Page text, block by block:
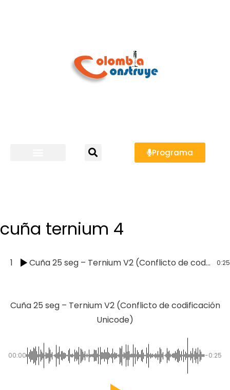
Programa
cuña ternium 4
1 Cuña 25 seg – Ternium V2 (Conflicto de codificación Unicode) 0:25
Cuña 25 seg – Ternium V2 (Conflicto de codificación
Unicode)
00:00 -0:25